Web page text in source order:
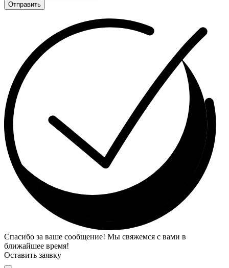
Отправить
Спасибо за ваше сообщение! Мы свяжемся с вами в
ближайшее время!
Оставить заявку